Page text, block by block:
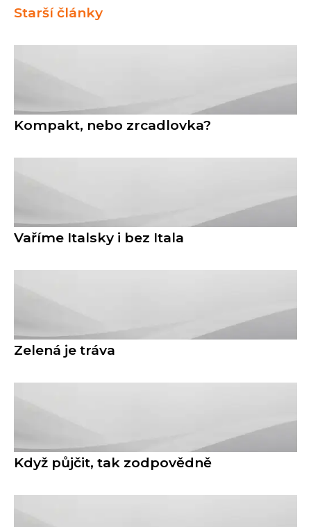
Starší články
Kompakt, nebo zrcadlovka?
Vaříme Italsky i bez Itala
Zelená je tráva
Když půjčit, tak zodpovědně